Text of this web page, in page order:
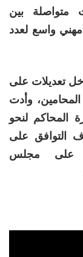
متواصلة بين
واسع لعدد
تعديلات على
وأدت
المحاكم لنحو
التوافق على
على مجلس